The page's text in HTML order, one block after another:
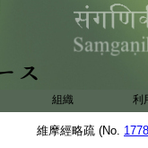
組織 利
維摩經略疏 (No.
實報無障礙土。言
切世界。一切世界
世界無盡藏。別教
義。一同體淨。如
神通莊嚴。四受用
住處淨。大智衆生
妙平等境界。七果
五是體滿。有體相